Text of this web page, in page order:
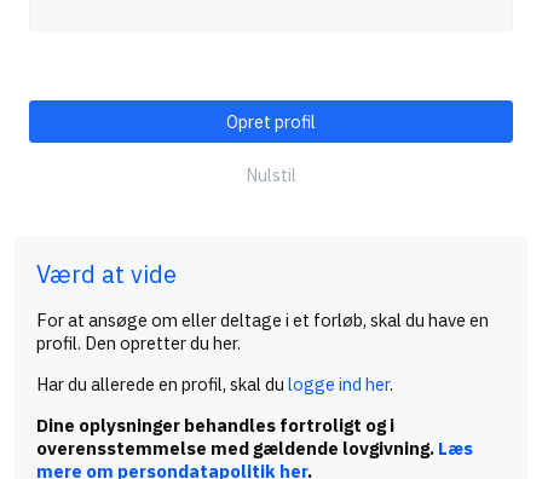
Nulstil
Opret profil
Værd at vide
For at ansøge om eller deltage i et forløb, skal du have en
profil. Den opretter du her.
Har du allerede en profil, skal du logge ind her.
Dine oplysninger behandles fortroligt og i
overensstemmelse med gældende lovgivning. Læs
mere om persondatapolitik her.